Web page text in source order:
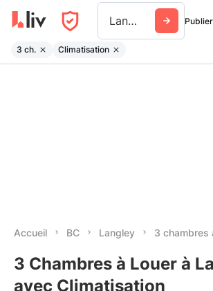
Langley
3 ch. Climatisation
Accueil BC Langley 3 chambres
3 Chambres à Louer à
avec Climatisation